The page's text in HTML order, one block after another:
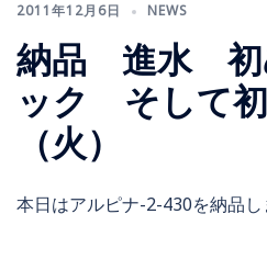
2011年12月6日 NEWS
納品 進水 初
ック そして
（火）
本日はアルピナ-2-430を納品